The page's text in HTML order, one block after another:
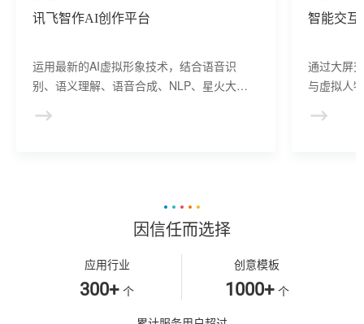
讯飞智作AI创作平台
运用最新的AI虚拟形象技术，结合语音识
别、语义理解、语音合成、NLP、星火大模
建、AI驱动、多模态交互的多场景虚拟人产
智能交互
通过大屏
与虚拟人
景，可广
因信任而选择
应用行业
300+ 个
创意模板
1000+ 个